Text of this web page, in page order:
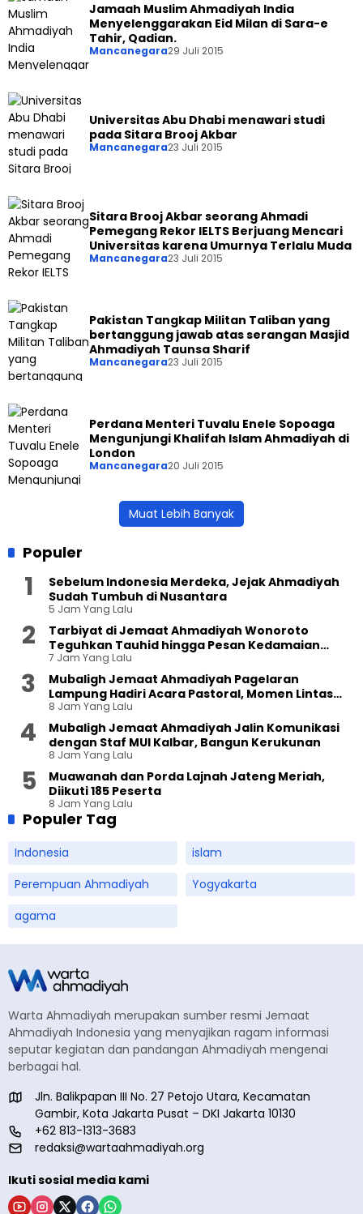
Jamaah Muslim Ahmadiyah India
Menyelenggarakan Eid Milan di Sara-e
Tahir, Qadian.
Mancanegara29 Juli 2015
Universitas Abu Dhabi menawari studi
pada Sitara Brooj Akbar
Mancanegara23 Juli 2015
Sitara Brooj Akbar seorang Ahmadi
Pemegang Rekor IELTS Berjuang Mencari
Universitas karena Umurnya Terlalu Muda
Mancanegara23 Juli 2015
Pakistan Tangkap Militan Taliban yang
bertanggung jawab atas serangan Masjid
Ahmadiyah Taunsa Sharif
Mancanegara23 Juli 2015
Perdana Menteri Tuvalu Enele Sopoaga
Mengunjungi Khalifah Islam Ahmadiyah di
London
Mancanegara20 Juli 2015
Muat Lebih Banyak
Populer
Sebelum Indonesia Merdeka, Jejak Ahmadiyah
Sudah Tumbuh di Nusantara
5 Jam Yang Lalu
Tarbiyat di Jemaat Ahmadiyah Wonoroto
Teguhkan Tauhid hingga Pesan Kedamaian
Islam
7 Jam Yang Lalu
Mubaligh Jemaat Ahmadiyah Pagelaran
Lampung Hadiri Acara Pastoral, Momen Lintas
Agama Penuh Keakraban
8 Jam Yang Lalu
Mubaligh Jemaat Ahmadiyah Jalin Komunikasi
dengan Staf MUI Kalbar, Bangun Kerukunan
8 Jam Yang Lalu
Muawanah dan Porda Lajnah Jateng Meriah,
Diikuti 185 Peserta
8 Jam Yang Lalu
Populer Tag
Indonesia
islam
Perempuan Ahmadiyah
Yogyakarta
agama
Warta Ahmadiyah merupakan sumber resmi Jemaat
Ahmadiyah Indonesia yang menyajikan ragam informasi
seputar kegiatan dan pandangan Ahmadiyah mengenai
berbagai hal.
Jln. Balikpapan III No. 27 Petojo Utara, Kecamatan
Gambir, Kota Jakarta Pusat – DKI Jakarta 10130
+62 813-1313-3683
redaksi@wartaahmadiyah.org
Ikuti sosial media kami